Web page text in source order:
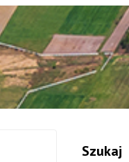
Szukaj